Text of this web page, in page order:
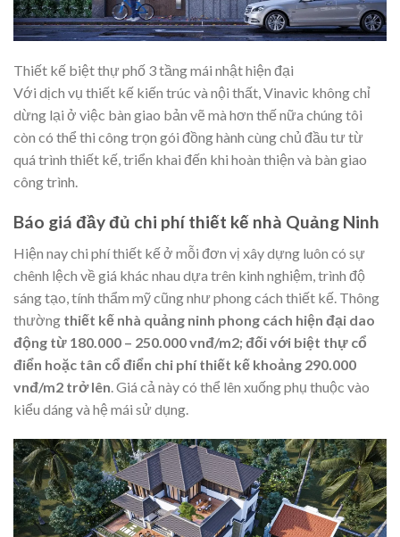
Thiết kế biệt thự phố 3 tầng mái nhật hiện đại
Với dịch vụ thiết kế kiến trúc và nội thất, Vinavic không chỉ
dừng lại ở việc bàn giao bản vẽ mà hơn thế nữa chúng tôi
còn có thể thi công trọn gói đồng hành cùng chủ đầu tư từ
quá trình thiết kế, triển khai đến khi hoàn thiện và bàn giao
công trình.
Báo giá đầy đủ chi phí thiết kế nhà Quảng Ninh
Hiện nay chi phí thiết kế ở mỗi đơn vị xây dựng luôn có sự
chênh lệch về giá khác nhau dựa trên kinh nghiệm, trình độ
sáng tạo, tính thẩm mỹ cũng như phong cách thiết kế. Thông
thường thiết kế nhà quảng ninh phong cách hiện đại dao
động từ 180.000 – 250.000 vnđ/m2; đối với biệt thự cổ
điển hoặc tân cổ điển chi phí thiết kế khoảng 290.000
vnđ/m2 trở lên. Giá cả này có thể lên xuống phụ thuộc vào
kiểu dáng và hệ mái sử dụng.